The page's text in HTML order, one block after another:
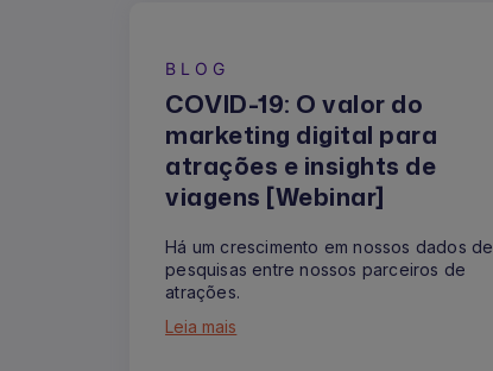
BLOG
COVID-19: O valor do
marketing digital para
atrações e insights de
viagens [Webinar]
Há um crescimento em nossos dados de
pesquisas entre nossos parceiros de
atrações.
Leia mais